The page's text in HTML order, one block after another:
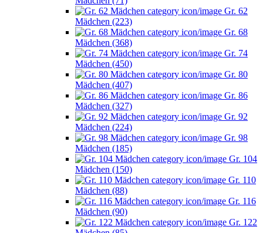
Gr. 62
Mädchen (223)
Gr. 68
Mädchen (368)
Gr. 74
Mädchen (450)
Gr. 80
Mädchen (407)
Gr. 86
Mädchen (327)
Gr. 92
Mädchen (224)
Gr. 98
Mädchen (185)
Gr. 104
Mädchen (150)
Gr. 110
Mädchen (88)
Gr. 116
Mädchen (90)
Gr. 122